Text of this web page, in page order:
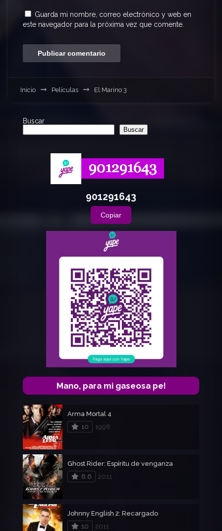
Guarda mi nombre, correo electrónico y web en
este navegador para la próxima vez que comente.
Inicio Películas El Marino 3
Buscar
Buscar
901291643
Copiar
Mano, para mi gaseosa pe!
Arma Mortal 4
10
1998
Ghost Rider: Espíritu de venganza
8.6
2011
Johnny English 2: Recargado
10
2011